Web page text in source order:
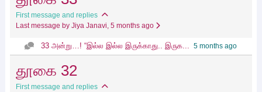
First message and replies
Last message by Jiya Janavi, 5 months ago
33 அன்று…! “இல்ல இல்ல இருக்காது.. இருக... 5 months ago
தூகை 32
First message and replies